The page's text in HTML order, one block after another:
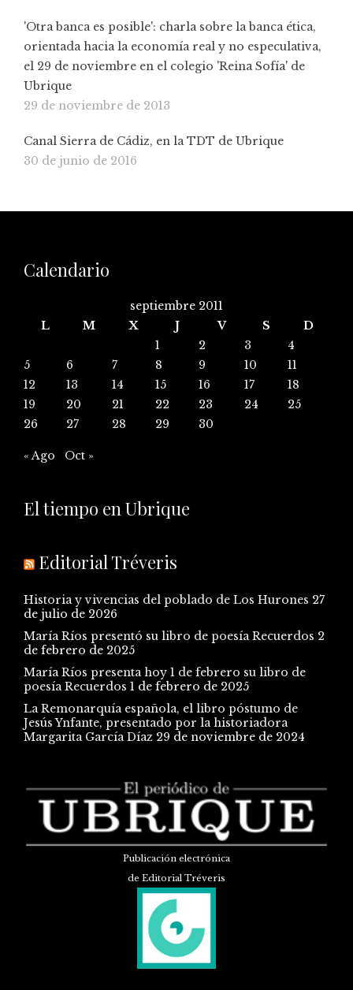
'Otra banca es posible': charla sobre la banca ética,
orientada hacia la economía real y no especulativa,
el 29 de noviembre en el colegio 'Reina Sofía' de
Ubrique
29 de noviembre de 2013
Canal Sierra de Cádiz, en la TDT de Ubrique
30 de junio de 2016
Calendario
septiembre 2011
L
M X J V S
D
1
2 3
4
5
6 7 8 9 10
11
12
13 14 15 16 17
18
19
20 21 22 23 24
25
26
27 28 29 30
« Ago Oct »
El tiempo en Ubrique
Editorial Tréveris
Historia y vivencias del poblado de Los Hurones 27
de julio de 2026
María Ríos presentó su libro de poesía Recuerdos 2
de febrero de 2025
María Ríos presenta hoy 1 de febrero su libro de
poesía Recuerdos 1 de febrero de 2025
La Remonarquía española, el libro póstumo de
Jesús Ynfante, presentado por la historiadora
Margarita García Díaz 29 de noviembre de 2024
Publicación electrónica
de Editorial Tréveris